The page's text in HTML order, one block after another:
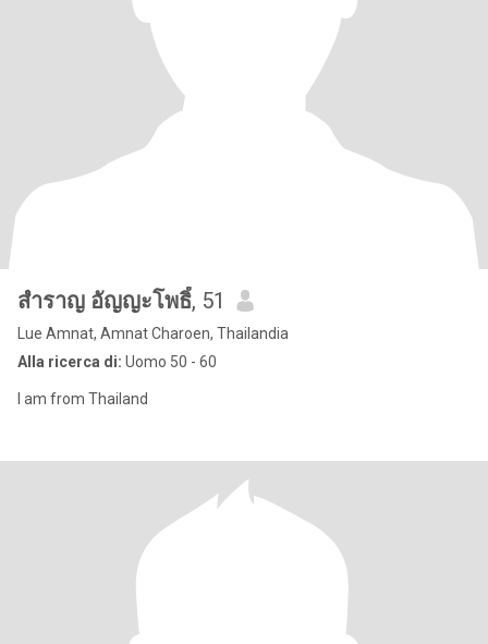
สำราญ อัญญะโพธิ์, 51
Lue Amnat, Amnat Charoen, Thailandia
Alla ricerca di: Uomo 50 - 60
I am from Thailand